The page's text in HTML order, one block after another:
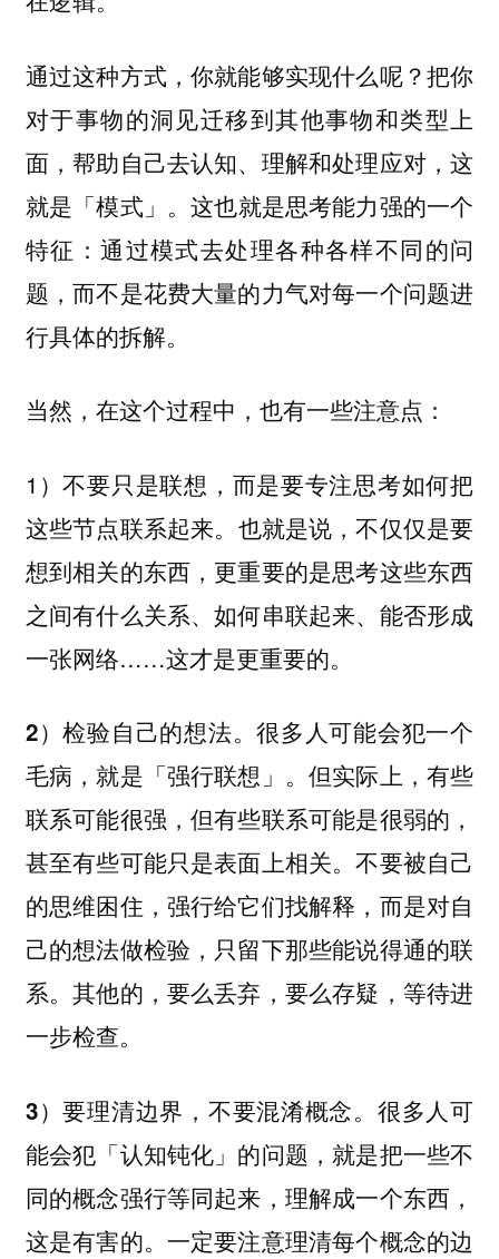
通过这种方式，你就能够实现什么呢？把你
对于事物的洞见迁移到其他事物和类型上
面，帮助自己去认知、理解和处理应对，这
就是「模式」。这也就是思考能力强的一个
特征：通过模式去处理各种各样不同的问
题，而不是花费大量的力气对每一个问题进
行具体的拆解。
当然，在这个过程中，也有一些注意点：
1）不要只是联想，而是要专注思考如何把
这些节点联系起来。 也就是说，不仅仅是要
想到相关的东西，更重要的是思考这些东西
之间有什么关系、如何串联起来、能否形成
一张网络……这才是更重要的。
2）检验自己的想法。很多人可能会犯一个
毛病，就是「强行联想」。但实际上，有些
联系可能很强，但有些联系可能是很弱的，
甚至有些可能只是表面上相关。不要被自己
的思维困住，强行给它们找解释，而是对自
己的想法做检验，只留下那些能说得通的联
系。其他的，要么丢弃，要么存疑，等待进
一步检查。
3）要理清边界，不要混淆概念。 很多人可
能会犯「认知钝化」的问题，就是把一些不
同的概念强行等同起来，理解成一个东西，
这是有害的。一定要注意理清每个概念的边